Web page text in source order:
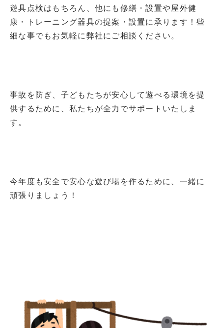
遊具点検はもちろん、他にも修繕・設置や屋外健
康・トレーニング器具の提案・設置に承ります！些
細な事でもお気軽に弊社にご相談ください。
事故を防ぎ、子どもたちが安心して遊べる環境を提
供するために、私たちが全力でサポートいたしま
す。
今年度も安全で安心な遊び場を作るために、一緒に
頑張りましょう！